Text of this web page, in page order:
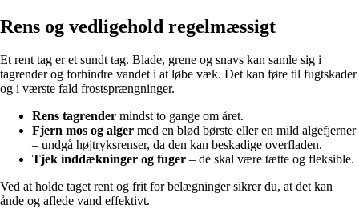
Rens og vedligehold regelmæssigt
Et rent tag er et sundt tag. Blade, grene og snavs kan samle sig i
tagrender og forhindre vandet i at løbe væk. Det kan føre til fugtskader
og i værste fald frostsprængninger.
Rens tagrender mindst to gange om året.
Fjern mos og alger med en blød børste eller en mild algefjerner
– undgå højtryksrenser, da den kan beskadige overfladen.
Tjek inddækninger og fuger – de skal være tætte og fleksible.
Ved at holde taget rent og frit for belægninger sikrer du, at det kan
ånde og aflede vand effektivt.